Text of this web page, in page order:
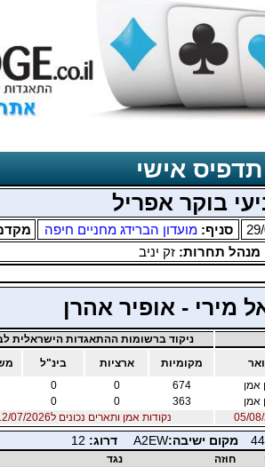
תדפיס אישי
בוקר אפריל
סניף:מועדון הברידג מחניים חיפה
מנהל תחרות:זק יניב
מירי - אופיר אהרן
ניקוד ברשומות ההתאגדות הישראלית
מקומיות ארציות בינ"ל
אמן 674
0
0
אמן 363
0
0
נקודות אמן ותארים נכונים ל12/07/2026
מקום ישיבה:A2EW דרוג: 12
חוזה
נגד